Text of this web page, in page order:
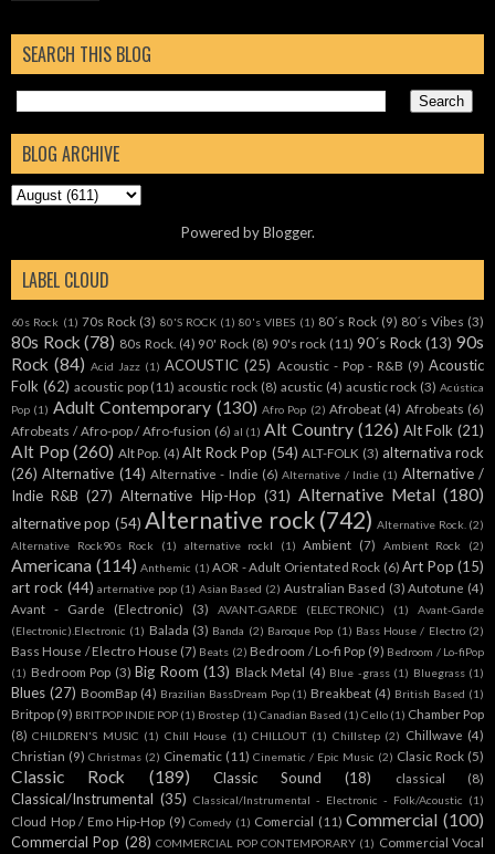
SEARCH THIS BLOG
BLOG ARCHIVE
Powered byBlogger.
LABEL CLOUD
60s Rock (1) 70s Rock (3) 80'S ROCK (1) 80's VIBES (1) 80´s Rock (9) 80´s Vibes (3)
80s Rock (78) 80s Rock. (4) 90' Rock (8) 90's rock (11) 90´s Rock (13) 90s
Rock (84) Acid Jazz (1) ACOUSTIC (25) Acoustic - Pop - R&B (9) Acoustic
Folk (62) acoustic pop (11) acoustic rock (8) acustic (4) acustic rock (3) Acústica
Pop (1) Adult Contemporary (130) Afro Pop (2) Afrobeat (4) Afrobeats (6)
Afrobeats / Afro-pop / Afro-fusion (6) al (1) Alt Country (126) Alt Folk (21)
Alt Pop (260) Alt Pop. (4) Alt Rock Pop (54) ALT-FOLK (3) alternativa rock
(26) Alternative (14) Alternative - Indie (6) Alternative / Indie (1) Alternative /
Indie R&B (27) Alternative Hip-Hop (31) Alternative Metal (180)
alternative pop (54) Alternative rock (742) Alternative Rock. (2)
Alternative Rock90s Rock
(1) alternative rockl (1) Ambient (7) Ambient Rock (2)
Americana (114) Anthemic (1) AOR - Adult Orientated Rock (6) Art Pop (15)
art rock (44) arternative pop (1) Asian Based (2) Australian Based (3) Autotune (4)
Avant - Garde (Electronic)
(3) AVANT-GARDE (ELECTRONIC) (1)
Avant-Garde
(Electronic).Electronic (1) Balada (3) Banda (2) Baroque Pop (1) Bass House / Electro (2)
Bass House / Electro House (7) Beats (2) Bedroom / Lo-fi Pop (9) Bedroom / Lo-fiPop
(1) Bedroom Pop (3) Big Room (13) Black Metal (4) Blue -grass (1) Bluegrass (1)
Blues (27) BoomBap (4) Brazilian BassDream Pop (1) Breakbeat (4) British Based (1)
Britpop (9) BRITPOP INDIE POP (1) Brostep (1) Canadian Based (1) Cello (1) Chamber Pop
(8) CHILDREN'S MUSIC (1) Chill House (1) CHILLOUT (1) Chillstep (2) Chillwave (4)
Christian (9) Christmas (2) Cinematic (11) Cinematic / Epic Music (2) Clasic Rock (5)
Classic Rock (189) Classic Sound (18) classical (8)
Classical/Instrumental (35) Classical/Instrumental - Electronic - Folk/Acoustic (1)
Cloud Hop / Emo Hip-Hop (9) Comedy (1) Comercial (11) Commercial (100)
Commercial Pop (28) COMMERCIAL POP CONTEMPORARY (1) Commercial Vocal